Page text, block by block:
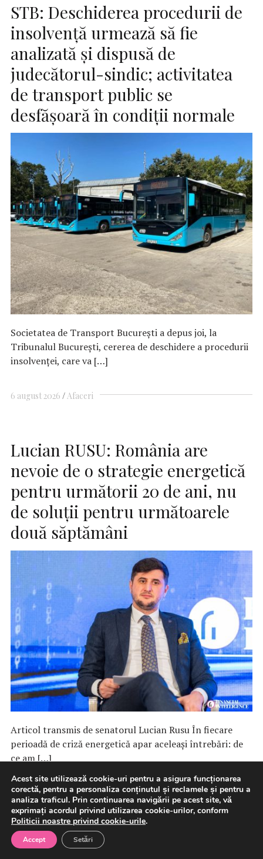
STB: Deschiderea procedurii de
insolvenţă urmează să fie
analizată şi dispusă de
judecătorul-sindic; activitatea
de transport public se
desfăşoară în condiţii normale
Societatea de Transport Bucureşti a depus joi, la
Tribunalul Bucureşti, cererea de deschidere a procedurii
insolvenţei, care va […]
6 august 2026 Afaceri
Lucian RUSU: România are
nevoie de o strategie energetică
pentru următorii 20 de ani, nu
de soluții pentru următoarele
două săptămâni
Articol transmis de senatorul Lucian Rusu În fiecare
perioadă de criză energetică apar aceleași întrebări: de
ce am […]
6 august 2026 EnergiePolitica
Guvernul a aprobat bugetul de
Acest site utilizează cookie-uri pentru a asigura funcționarea
corectă, pentru a personaliza conținutul și reclamele și pentru a
analiza traficul. Prin continuarea navigării pe acest site, vă
exprimați acordul privind utilizarea cookie-urilor, conform
Politicii noastre privind cookie-urile.
Accept Setări